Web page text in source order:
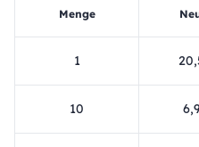
Menge
1
10